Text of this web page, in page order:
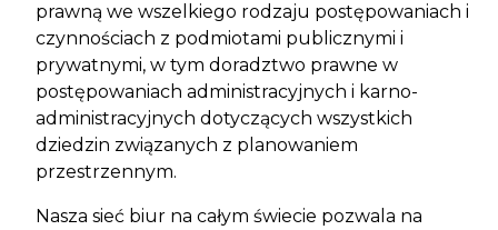
prawną we wszelkiego rodzaju postępowaniach i
czynnościach z podmiotami publicznymi i
prywatnymi, w tym doradztwo prawne w
postępowaniach administracyjnych i karno-
administracyjnych dotyczących wszystkich
dziedzin związanych z planowaniem
przestrzennym.
Nasza sieć biur na całym świecie pozwala na